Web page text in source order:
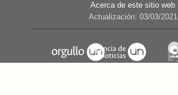
Acerca de este sitio web
Actualización: 03/03/2021